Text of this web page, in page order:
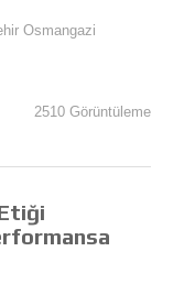
Osmangazi
2510 Görüntüleme